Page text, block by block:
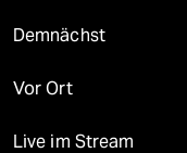
Demnächst
Vor Ort
Live im Stream